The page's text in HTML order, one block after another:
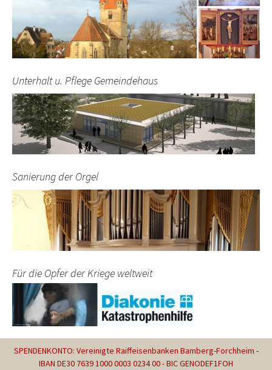
Unterhalt u. Pflege Gemeindehaus
Sanierung der Orgel
Für die Opfer der Kriege weltweit
SPENDENKONTO: Vereinigte Raiffeisenbanken Bamberg-Forchheim -
IBAN DE30 7639 1000 0003 0234 00 - BIC GENODEF1FOH